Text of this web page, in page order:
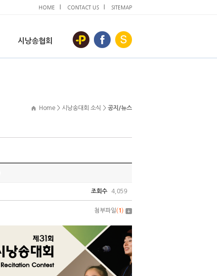
HOME CONTACT US SITEMAP
시낭송협회
Home > 시낭송대회 소식 > 공지/뉴스
조회수 4,059
첨부파일(1 )